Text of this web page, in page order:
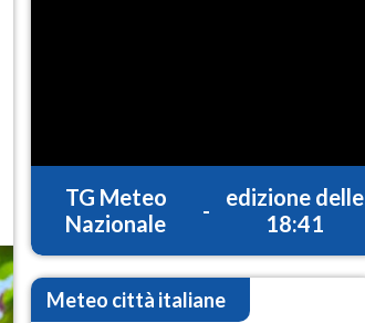
TG Meteo
Nazionale
-
edizione delle
18:41
Meteo città italiane